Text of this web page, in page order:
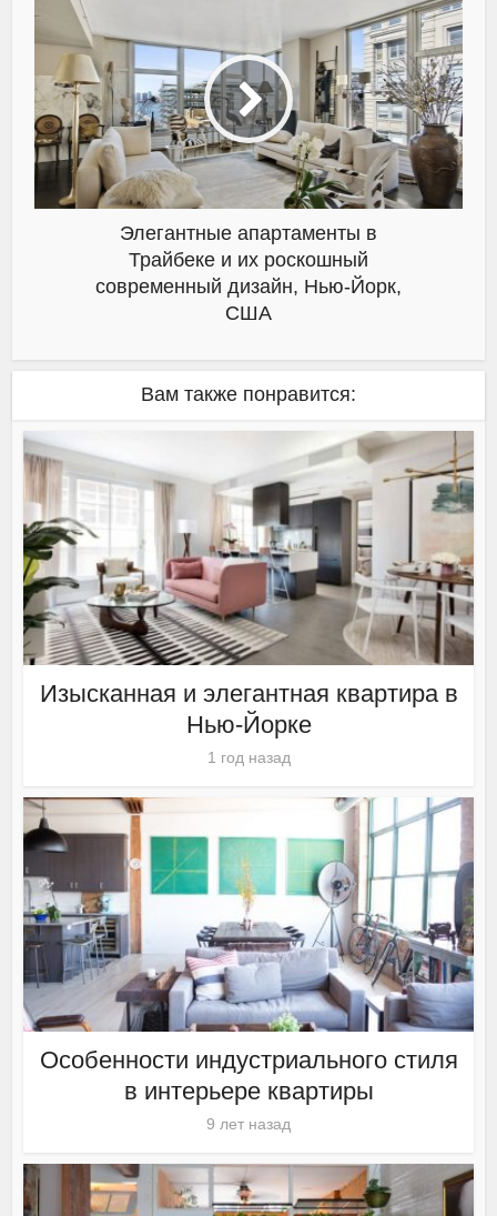
Элегантные апартаменты в
Трайбеке и их роскошный
современный дизайн, Нью-Йорк,
США
Вам также понравится:
Изысканная и элегантная квартира в
Нью-Йорке
1 год назад
Особенности индустриального стиля
в интерьере квартиры
9 лет назад